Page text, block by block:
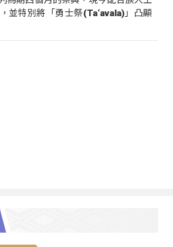
並特別將「勇士祭(Ta‘avala)」凸顯